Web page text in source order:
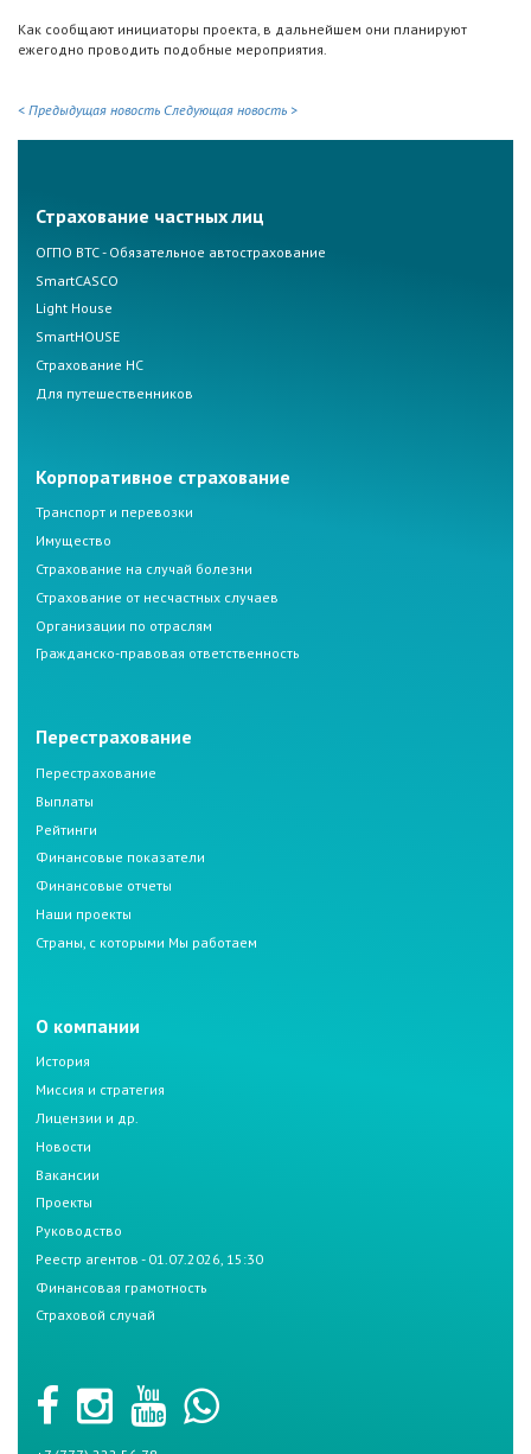
Как сообщают инициаторы проекта, в дальнейшем они планируют
ежегодно проводить подобные мероприятия.
< Предыдущая новость Следующая новость >
Страхование частных лиц
ОГПО ВТС - Обязательное автострахование
SmartCASCO
Light House
SmartHOUSE
Страхование НС
Для путешественников
Корпоративное страхование
Транспорт и перевозки
Имущество
Страхование на случай болезни
Страхование от несчастных случаев
Организации по отраслям
Гражданско-правовая ответственность
Перестрахование
Перестрахование
Выплаты
Рейтинги
Финансовые показатели
Финансовые отчеты
Наши проекты
Страны, с которыми Мы работаем
О компании
История
Миссия и стратегия
Лицензии и др.
Новости
Вакансии
Проекты
Руководство
Реестр агентов - 01.07.2026, 15:30
Финансовая грамотность
Страховой случай